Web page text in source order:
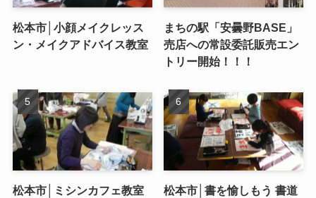
松本市│小顔メイクレッス
ン・メイクアドバイス教室
まちの駅「安曇野BASE」
売店への常設委託販売エン
トリー開始！！！
松本市│ミシンカフェ教室
松本市│書を愉しもう 書道